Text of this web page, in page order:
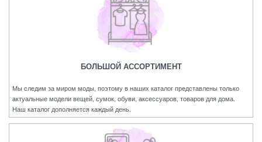
БОЛЬШОЙ АССОРТИМЕНТ
Мы следим за миром моды, поэтому в наших каталог представлены только
актуальные модели вещей, сумок, обуви, аксессуаров, товаров для дома.
Наш каталог дополняется каждый день.